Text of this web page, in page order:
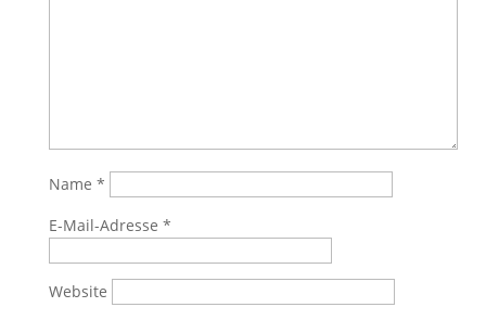
Name *
E-Mail-Adresse *
Website